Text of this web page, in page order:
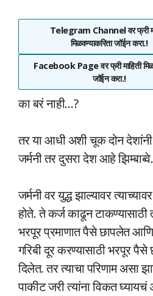
Telegram Channel वर फ्री
मिळवण्याकरिता जॉईन करा.!
Facebook Page वर फ्री माहिती
जॉईन करा.!
का बरं नाही…?
तर या आधी अशी चूक दोन
जर्मनी तर दुसरा देश आहे झिम्बाब्वे.
जर्मनी वर युद्ध झाल्यावर
होते. ते कर्ज काढून टाकण्यासाठी
भरपूर प्रमाणात पैसे छापलेत
गरिबी दूर करण्यासाठी भरपूर पैसे
दिलेत. तर त्याचा परिणाम असा
पाकीट जरी त्यांना विकत